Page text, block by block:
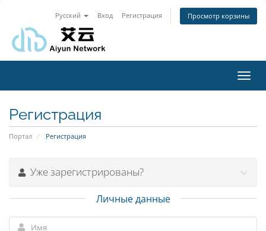
Русский Вход Регистрация Просмотр корзины
Регистрация
Портал Регистрация
Уже зарегистрированы?
Личные данные